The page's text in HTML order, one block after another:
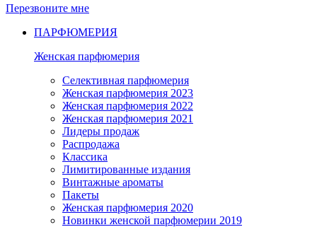
Перезвоните мне
ПАРФЮМЕРИЯ
Женская парфюмерия
Селективная парфюмерия
Женская парфюмерия 2023
Женская парфюмерия 2022
Женская парфюмерия 2021
Лидеры продаж
Распродажа
Классика
Лимитированные издания
Винтажные ароматы
Пакеты
Женская парфюмерия 2020
Новинки женской парфюмерии 2019